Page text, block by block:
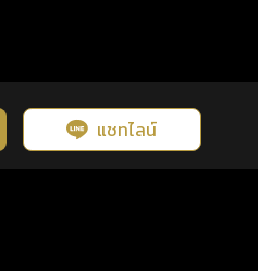
แชทไลน์
สิทธิภาพและประสบการณ์ที่ดี
ความเป็นส่วนตัว คลิกดูดวงฟรี